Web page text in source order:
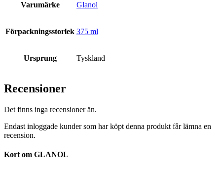
Varumärke Glanol
Förpackningsstorlek 375 ml
Ursprung Tyskland
Recensioner
Det finns inga recensioner än.
Endast inloggade kunder som har köpt denna produkt får lämna en
recension.
Kort om GLANOL